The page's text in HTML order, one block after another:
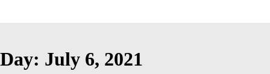
Day: July 6, 2021